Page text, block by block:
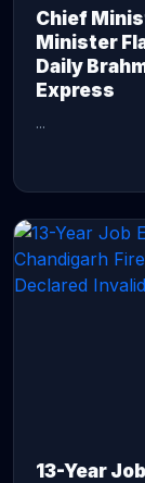
Chief
Minister
Daily
Express
...
13-Year